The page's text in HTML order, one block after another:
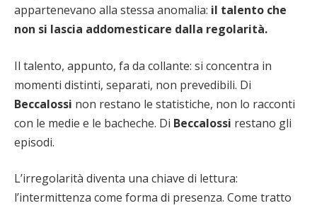
appartenevano alla stessa anomalia: il talento che
non si lascia addomesticare dalla regolarità.
Il talento, appunto, fa da collante: si concentra in
momenti distinti, separati, non prevedibili. Di
Beccalossi non restano le statistiche, non lo racconti
con le medie e le bacheche. Di Beccalossi restano gli
episodi.
L’irregolarità diventa una chiave di lettura:
l’intermittenza come forma di presenza. Come tratto